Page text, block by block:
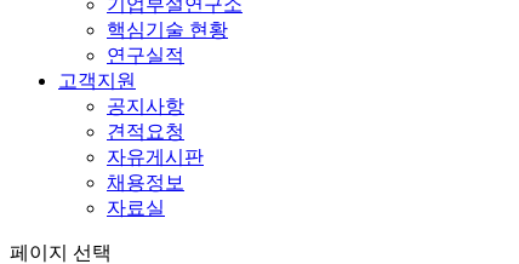
기업부설연구소
핵심기술 현황
연구실적
고객지원
공지사항
견적요청
자유게시판
채용정보
자료실
페이지 선택